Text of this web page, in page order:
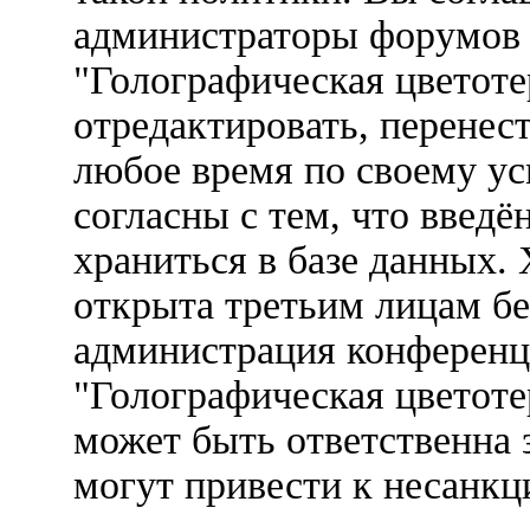
администраторы
"Голографическая
отредактировать,
любое время по своему
согласны с тем, что
храниться в базе
открыта третьим лицам
администрация
"Голографическая
может быть ответственна
могут привести к